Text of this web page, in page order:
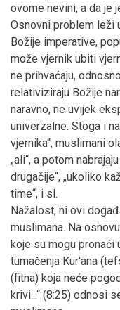
ovome nevini, a da je
Osnovni problem leži
Božije imperative,
može vjernik ubiti
ne prihvaćaju,
relativiziraju Božije
naravno, ne uvijek
univerzalne. Stoga i
vjernika“, muslimani
„ali“, a potom
drugačije“, „ukoliko
time“, i sl.
Nažalost, ni ovi
muslimana. Na
koje su mogu pronaći
tumačenja Kur'ana
(fitna) koja neće
krivi...“ (8:25) odnosi